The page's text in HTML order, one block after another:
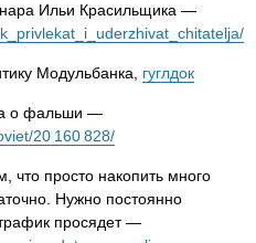
Ильи Красильщика —
Модульбанка, гуглдок
о фальши —
20 160 828/
что просто накопить много
Нужно постоянно
просядет —